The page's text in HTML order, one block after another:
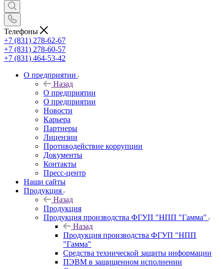
Телефоны
+7 (831) 278-62-67
+7 (831) 278-60-57
+7 (831) 464-53-42
О предприятии
Назад
О предприятии
О предприятии
Новости
Карьера
Партнеры
Лицензии
Противодействие коррупции
Документы
Контакты
Пресс-центр
Наши сайты
Продукция
Назад
Продукция
Продукция производства ФГУП "НПП "Гамма"
Назад
Продукция производства ФГУП "НПП
"Гамма"
Средства технической защиты информации
ПЭВМ в защищенном исполнении